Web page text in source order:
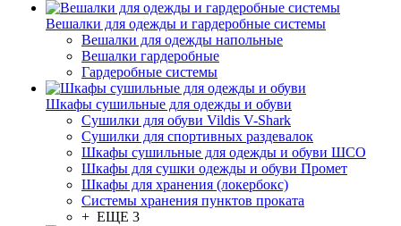
Вешалки для одежды и гардеробные системы
Вешалки для одежды напольные
Вешалки гардеробные
Гардеробные системы
Шкафы сушильные для одежды и обуви
Сушилки для обуви Vildis V-Shark
Сушилки для спортивных раздевалок
Шкафы сушильные для одежды и обуви ШСО
Шкафы для сушки одежды и обуви Промет
Шкафы для хранения (локербокс)
Системы хранения пунктов проката
+ ЕЩЕ 3